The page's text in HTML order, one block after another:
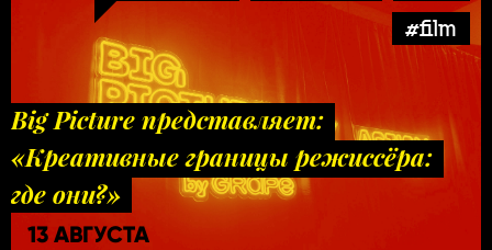
#film
Big Picture представляет:
«Креативные границы режиссёра:
где они?»
13 АВГУСТА